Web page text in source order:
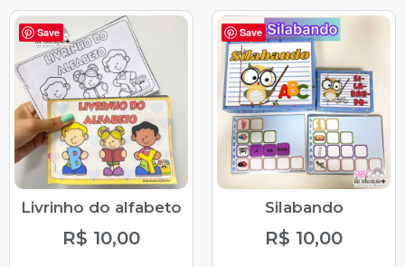
Save
Livrinho do alfabeto
R$ 10,00
Save
Silabando
R$ 10,00